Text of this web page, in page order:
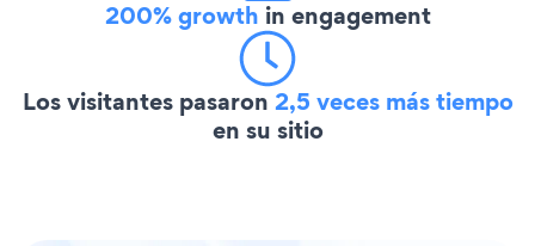
200% growth in engagement
Los visitantes pasaron 2,5 veces más tiempo
en su sitio